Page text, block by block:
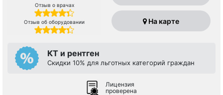
Отзыв о врачах
Отзыв об оборудовании На карте
КТ и рентген
Скидки 10% для льготных категорий граждан
Лицензия
проверена